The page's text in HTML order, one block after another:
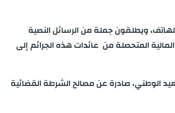
ويطلقون جملة من الرسائل النصية
المتحصلة من عائدات هذه الجرائم إلى
الوطني، صادرة عن مصالح الشرطة القضائية